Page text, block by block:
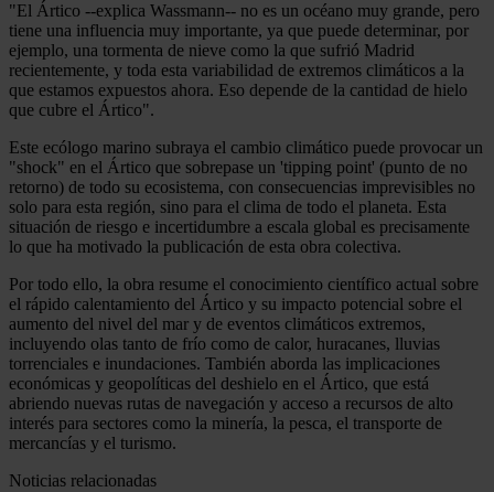
"El Ártico --explica Wassmann-- no es un océano muy grande, pero
tiene una influencia muy importante, ya que puede determinar, por
ejemplo, una tormenta de nieve como la que sufrió Madrid
recientemente, y toda esta variabilidad de extremos climáticos a la
que estamos expuestos ahora. Eso depende de la cantidad de hielo
que cubre el Ártico".
Este ecólogo marino subraya el cambio climático puede provocar un
"shock" en el Ártico que sobrepase un 'tipping point' (punto de no
retorno) de todo su ecosistema, con consecuencias imprevisibles no
solo para esta región, sino para el clima de todo el planeta. Esta
situación de riesgo e incertidumbre a escala global es precisamente
lo que ha motivado la publicación de esta obra colectiva.
Por todo ello, la obra resume el conocimiento científico actual sobre
el rápido calentamiento del Ártico y su impacto potencial sobre el
aumento del nivel del mar y de eventos climáticos extremos,
incluyendo olas tanto de frío como de calor, huracanes, lluvias
torrenciales e inundaciones. También aborda las implicaciones
económicas y geopolíticas del deshielo en el Ártico, que está
abriendo nuevas rutas de navegación y acceso a recursos de alto
interés para sectores como la minería, la pesca, el transporte de
mercancías y el turismo.
Noticias relacionadas